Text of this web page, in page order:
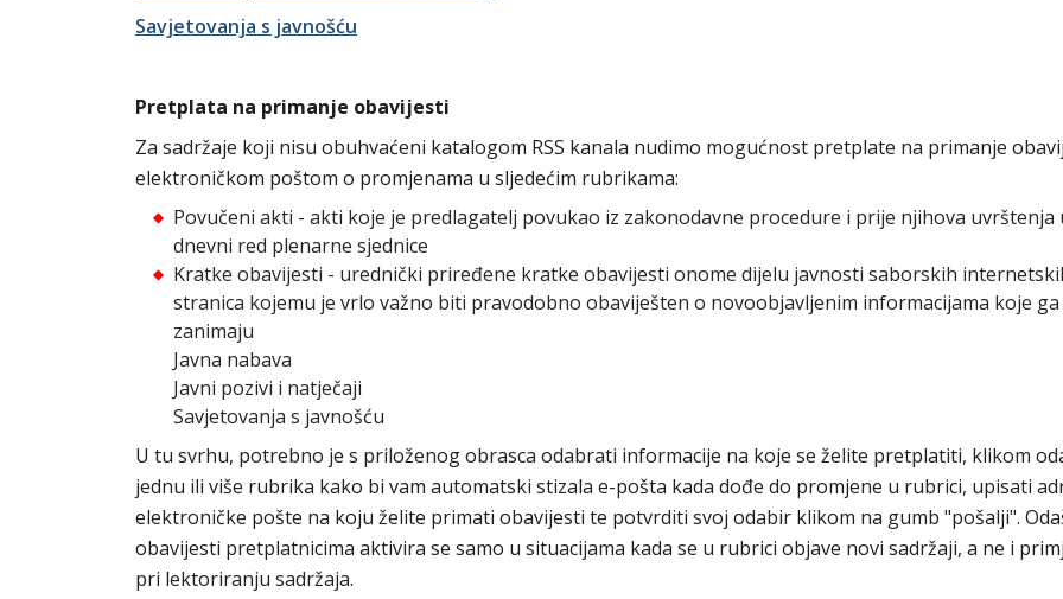
Savjetovanja s javnošću
Pretplata na primanje obavijesti
Za sadržaje koji nisu obuhvaćeni katalogom RSS kanala nudimo mogućnost pretplate na primanje
elektroničkom poštom o promjenama u sljedećim rubrikama:
Povučeni akti - akti koje je predlagatelj povukao iz zakonodavne procedure i prije njihova uvrštenja
dnevni red plenarne sjednice
Kratke obavijesti - urednički priređene kratke obavijesti onome dijelu javnosti saborskih
stranica kojemu je vrlo važno biti pravodobno obaviješten o novoobjavljenim informacijama koje ga
zanimaju
Javna nabava
Javni pozivi i natječaji
Savjetovanja s javnošću
U tu svrhu, potrebno je s priloženog obrasca odabrati informacije na koje se želite pretplatiti, klikom
jednu ili više rubrika kako bi vam automatski stizala e-pošta kada dođe do promjene u rubrici, upisati
elektroničke pošte na koju želite primati obavijesti te potvrditi svoj odabir klikom na gumb "pošalji".
obavijesti pretplatnicima aktivira se samo u situacijama kada se u rubrici objave novi sadržaji, a ne i
pri lektoriranju sadržaja.